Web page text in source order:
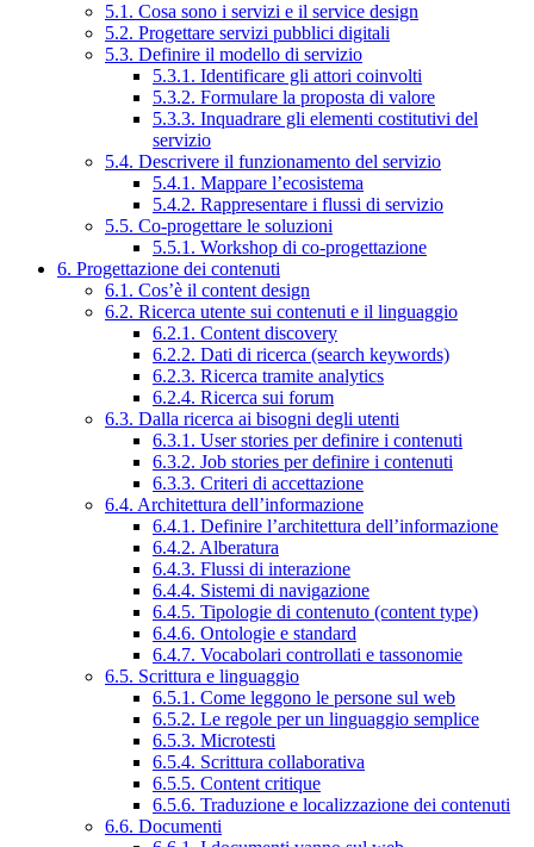
5.1. Cosa sono i servizi e il service design
5.2. Progettare servizi pubblici digitali
5.3. Definire il modello di servizio
5.3.1. Identificare gli attori coinvolti
5.3.2. Formulare la proposta di valore
5.3.3. Inquadrare gli elementi costitutivi del
servizio
5.4. Descrivere il funzionamento del servizio
5.4.1. Mappare l’ecosistema
5.4.2. Rappresentare i flussi di servizio
5.5. Co-progettare le soluzioni
5.5.1. Workshop di co-progettazione
6. Progettazione dei contenuti
6.1. Cos’è il content design
6.2. Ricerca utente sui contenuti e il linguaggio
6.2.1. Content discovery
6.2.2. Dati di ricerca (search keywords)
6.2.3. Ricerca tramite analytics
6.2.4. Ricerca sui forum
6.3. Dalla ricerca ai bisogni degli utenti
6.3.1. User stories per definire i contenuti
6.3.2. Job stories per definire i contenuti
6.3.3. Criteri di accettazione
6.4. Architettura dell’informazione
6.4.1. Definire l’architettura dell’informazione
6.4.2. Alberatura
6.4.3. Flussi di interazione
6.4.4. Sistemi di navigazione
6.4.5. Tipologie di contenuto (content type)
6.4.6. Ontologie e standard
6.4.7. Vocabolari controllati e tassonomie
6.5. Scrittura e linguaggio
6.5.1. Come leggono le persone sul web
6.5.2. Le regole per un linguaggio semplice
6.5.3. Microtesti
6.5.4. Scrittura collaborativa
6.5.5. Content critique
6.5.6. Traduzione e localizzazione dei contenuti
6.6. Documenti